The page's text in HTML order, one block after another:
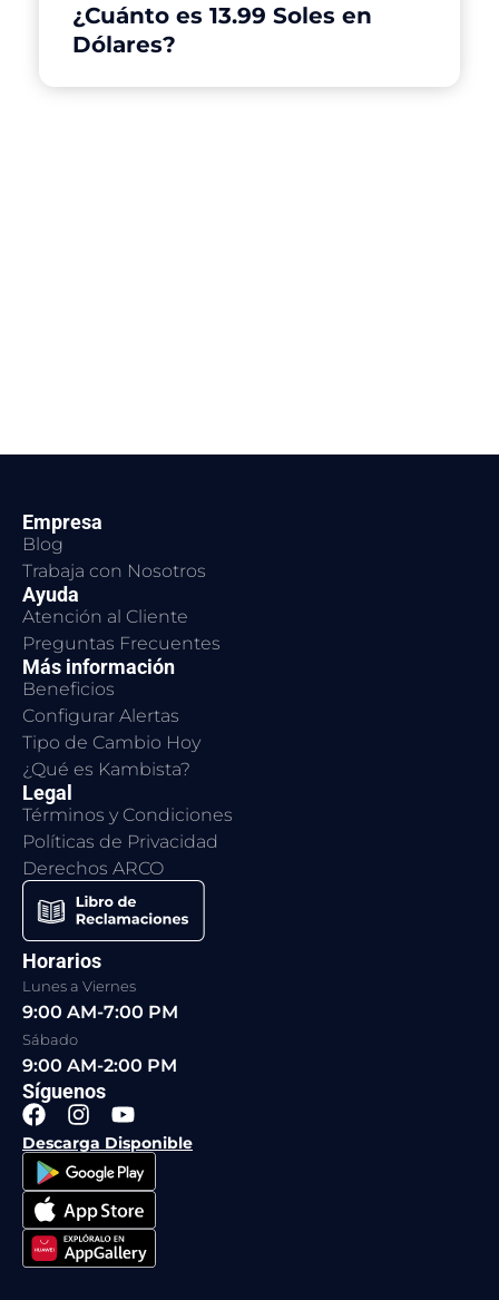
¿Cuánto es 13.99 Soles en
Dólares?
Empresa
Blog
Trabaja con Nosotros
Ayuda
Atención al Cliente
Preguntas Frecuentes
Más información
Beneficios
Configurar Alertas
Tipo de Cambio Hoy
¿Qué es Kambista?
Legal
Términos y Condiciones
Políticas de Privacidad
Derechos ARCO
Horarios
Lunes a Viernes
9:00 AM-7:00 PM
Sábado
9:00 AM-2:00 PM
Síguenos
F
a
c
e
b
o
o
k
I
n
s
t
a
g
r
a
Y
o
u
t
u
b
e
Descarga Disponible